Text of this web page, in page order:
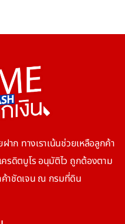
าก ทางเราเน้นช่วยเหลือลูกค้า
รดิตบูโร อนุมัติไว ถูกต้องตาม
าชัดเจน ณ กรมที่ดิน